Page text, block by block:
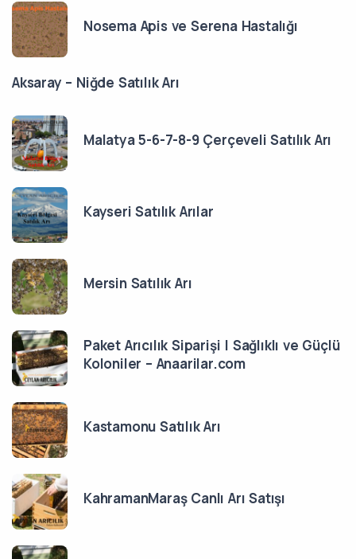
Nosema Apis ve Serena Hastalığı
Aksaray – Niğde Satılık Arı
Malatya 5-6-7-8-9 Çerçeveli Satılık Arı
Kayseri Satılık Arılar
Mersin Satılık Arı
Paket Arıcılık Siparişi | Sağlıklı ve Güçlü
Koloniler – Anaarilar.com
Kastamonu Satılık Arı
KahramanMaraş Canlı Arı Satışı